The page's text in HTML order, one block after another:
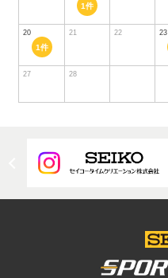
1件
20
1件
21 22 23
27 28